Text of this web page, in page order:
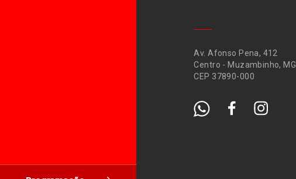
Av. Afonso Pena, 412
Centro - Muzambinho, MG
CEP 37890-000